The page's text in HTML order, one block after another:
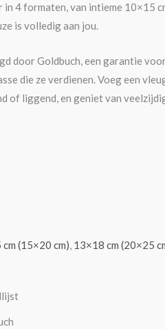
4 formaten, van intieme 10×15
is volledig aan jou.
door Goldbuch, een garantie
die ze verdienen. Voeg een
of liggend, en geniet van
(15×20 cm), 13×18 cm (20×25